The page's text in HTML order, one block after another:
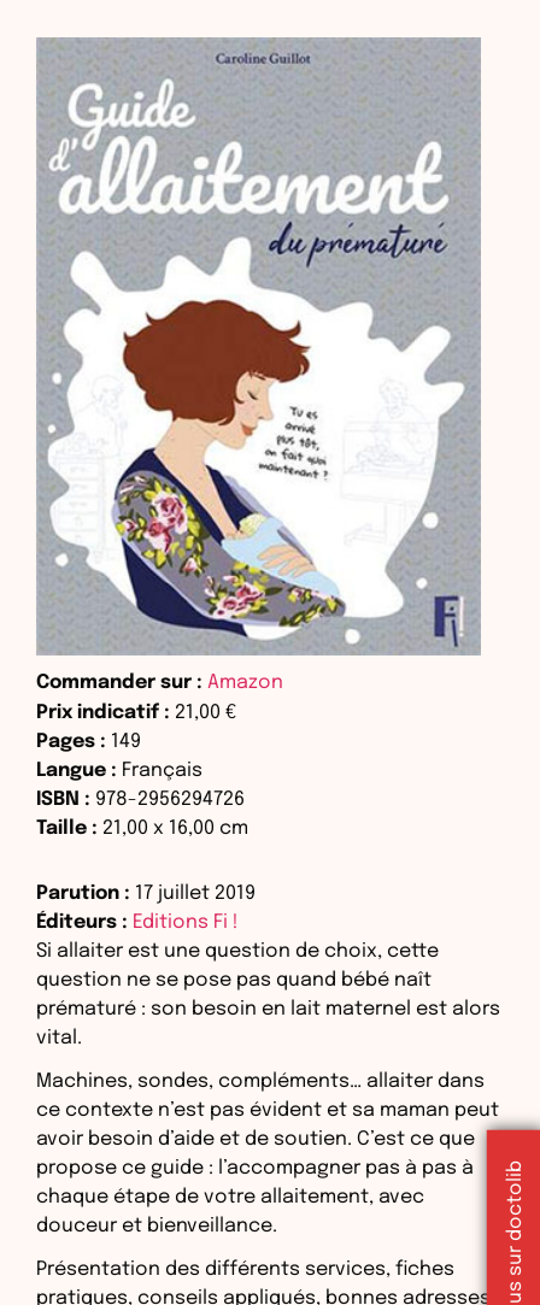
Commander sur : Amazon
Prix indicatif : 21,00 €
Pages : 149
Langue : Français
ISBN : 978-2956294726
Taille : 21,00 x 16,00 cm
Parution : 17 juillet 2019
Éditeurs : Editions Fi !
Si allaiter est une question de choix, cette
question ne se pose pas quand bébé naît
prématuré : son besoin en lait maternel est alors
vital.
Machines, sondes, compléments… allaiter dans
ce contexte n’est pas évident et sa maman peut
avoir besoin d’aide et de soutien. C’est ce que
propose ce guide : l’accompagner pas à pas à
chaque étape de votre allaitement, avec
douceur et bienveillance.
Présentation des différents services, fiches
pratiques, conseils appliqués, bonnes adresses…